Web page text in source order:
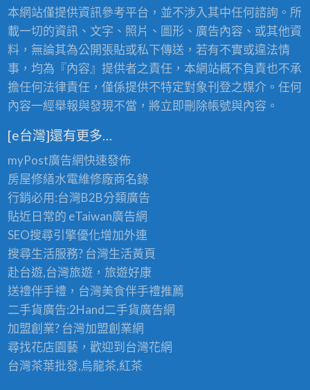
本網站僅提供資訊參考平台，並不涉入其中任何諮詢。所
載一切的資訊、文字、照片、圖形、廣告內容、或其他資
料，無論其為公開張貼或私下傳送，若有不實或違法情
事，均為『內容』提供者之責任，本網站概不負責也不承
擔任何法律責任，僅係提供不特定對象刊登之媒介。任何
內容一經舉報與發現不當，將立即刪除帳號與內容。
[e台灣]還有更多…
myPost廣告網快速發佈
房屋修繕水電維修廠商名錄
行銷必用:台灣B2B分類廣告
貼近日常的 eTaiwan廣告網
SEO搜尋引擎優化增加外連
搜尋生活服務? 台灣生活黃頁
赴台遊,台灣旅遊，旅遊好康
送禮伴手禮，台灣美食伴手禮推薦
二手貨廣告:2Hand二手貨廣告網
加盟創業? 台灣加盟創業網
尋找花店園藝，歡迎到台灣花網
台灣茶葉批發,烏龍茶,紅茶